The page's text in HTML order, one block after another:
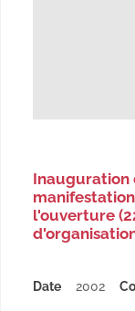
Inauguration
l'ouverture
Date 2002